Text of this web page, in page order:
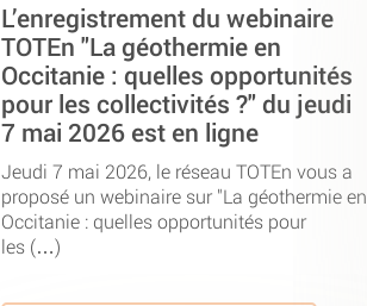
L’enregistrement du webinaire
TOTEn "La géothermie en
Occitanie : quelles opportunités
pour les collectivités ?" du jeudi
7 mai 2026 est en ligne
Jeudi 7 mai 2026, le réseau TOTEn vous a
proposé un webinaire sur "La géothermie en
Occitanie : quelles opportunités pour
les (…)